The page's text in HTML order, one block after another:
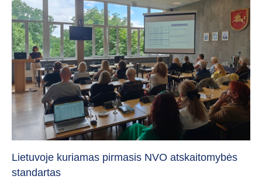
Lietuvoje kuriamas pirmasis NVO atskaitomybės
standartas